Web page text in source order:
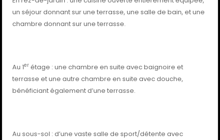
un séjour donnant sur une terrasse, une salle de bain, et une
chambre donnant sur une terrasse.
Au 1er étage : une chambre en suite avec baignoire et
terrasse et une autre chambre en suite avec douche,
bénéficiant également d’une terrasse.
Au sous-sol : d’une vaste salle de sport/détente avec